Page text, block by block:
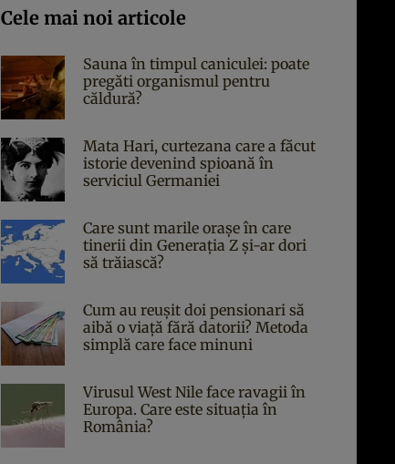
Cele mai noi articole
Sauna în timpul caniculei: poate
pregăti organismul pentru
căldură?
Mata Hari, curtezana care a făcut
istorie devenind spioană în
serviciul Germaniei
Care sunt marile orașe în care
tinerii din Generația Z și-ar dori
să trăiască?
Cum au reușit doi pensionari să
aibă o viață fără datorii? Metoda
simplă care face minuni
Virusul West Nile face ravagii în
Europa. Care este situația în
România?